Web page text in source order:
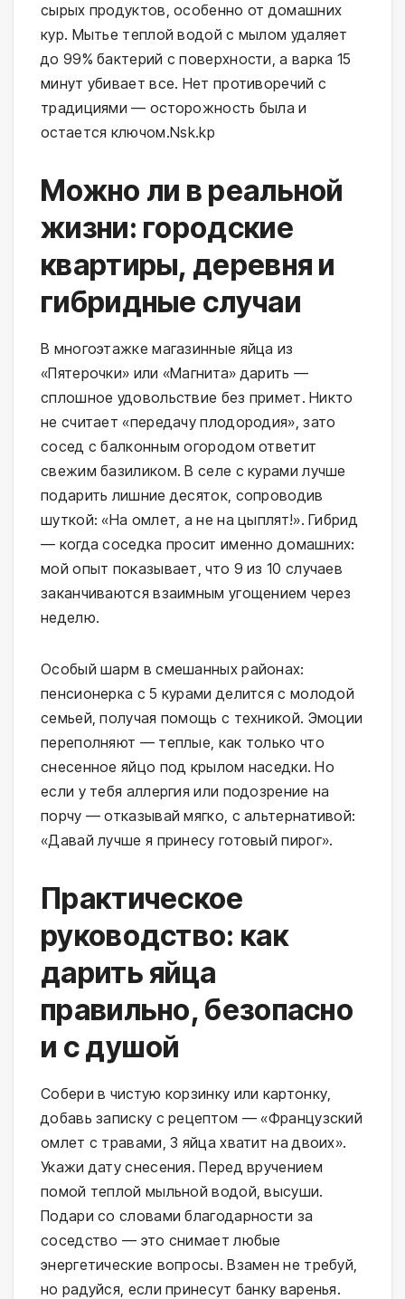
сырых продуктов, особенно от домашних
кур. Мытье теплой водой с мылом удаляет
до 99% бактерий с поверхности, а варка 15
минут убивает все. Нет противоречий с
традициями — осторожность была и
остается ключом.⁠Nsk.kp
Можно ли в реальной
жизни: городские
квартиры, деревня и
гибридные случаи
В многоэтажке магазинные яйца из
«Пятерочки» или «Магнита» дарить —
сплошное удовольствие без примет. Никто
не считает «передачу плодородия», зато
сосед с балконным огородом ответит
свежим базиликом. В селе с курами лучше
подарить лишние десяток, сопроводив
шуткой: «На омлет, а не на цыплят!». Гибрид
— когда соседка просит именно домашних:
мой опыт показывает, что 9 из 10 случаев
заканчиваются взаимным угощением через
неделю.
Особый шарм в смешанных районах:
пенсионерка с 5 курами делится с молодой
семьей, получая помощь с техникой. Эмоции
переполняют — теплые, как только что
снесенное яйцо под крылом наседки. Но
если у тебя аллергия или подозрение на
порчу — отказывай мягко, с альтернативой:
«Давай лучше я принесу готовый пирог».
Практическое
руководство: как
дарить яйца
правильно, безопасно
и с душой
Собери в чистую корзинку или картонку,
добавь записку с рецептом — «Французский
омлет с травами, 3 яйца хватит на двоих».
Укажи дату снесения. Перед вручением
помой теплой мыльной водой, высуши.
Подари со словами благодарности за
соседство — это снимает любые
энергетические вопросы. Взамен не требуй,
но радуйся, если принесут банку варенья.